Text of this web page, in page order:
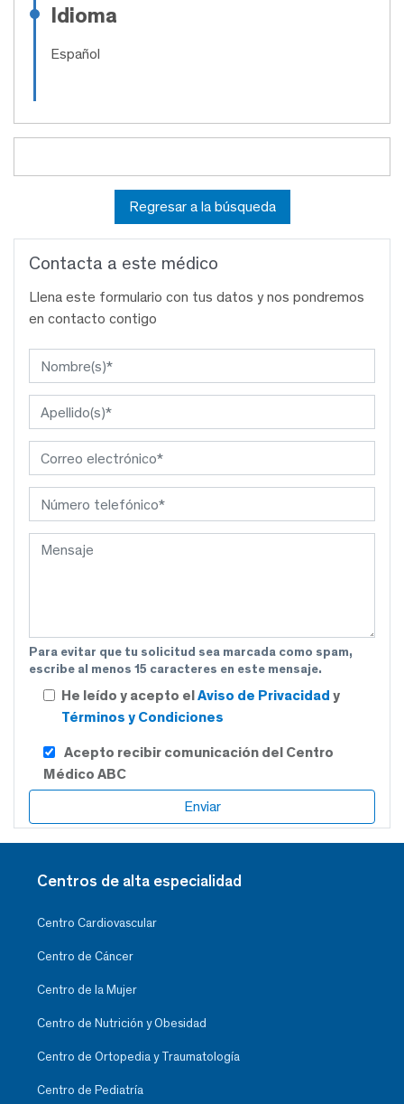
Idioma
Español
Regresar a la búsqueda
Contacta a este médico
Llena este formulario con tus datos y nos pondremos
en contacto contigo
Para evitar que tu solicitud sea marcada como spam,
escribe al menos 15 caracteres en este mensaje.
He leído y acepto elAviso de Privacidad y
Términos y Condiciones
Acepto recibir comunicación del Centro
Médico ABC
Centros de alta especialidad
Centro Cardiovascular
Centro de Cáncer
Centro de la Mujer
Centro de Nutrición y Obesidad
Centro de Ortopedia y Traumatología
Centro de Pediatría